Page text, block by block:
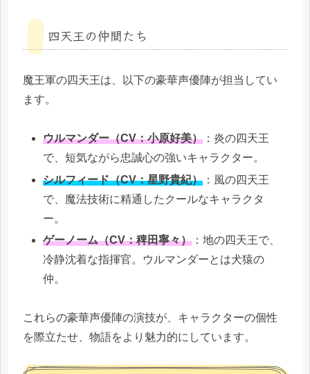
四天王の仲間たち
魔王軍の四天王は、以下の豪華声優陣が担当してい
ます。
ウルマンダー（CV：小原好美） ：炎の四天王
で、短気ながら忠誠心の強いキャラクター。
シルフィード（CV：星野貴紀） ：風の四天王
で、魔法技術に精通したクールなキャラクタ
ー。
ゲーノーム（CV：稗田寧々） ：地の四天王で、
冷静沈着な指揮官。ウルマンダーとは犬猿の
仲。
これらの豪華声優陣の演技が、キャラクターの個性
を際立たせ、物語をより魅力的にしています。